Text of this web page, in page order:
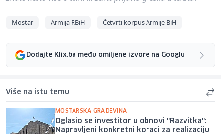
Mostar Armija RBiH Četvrti korpus Armije BiH
Dodajte Klix.ba među omiljene izvore na Googlu
Više na istu temu
MOSTARSKA GRAĐEVINA
Oglasio se investitor u obnovi "Razvitka":
Napravljeni konkretni koraci za realizaciju